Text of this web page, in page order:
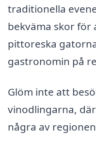
traditionella
bekväma skor för
pittoreska
gastronomin på
Glöm inte att
vinodlingarna,
några av